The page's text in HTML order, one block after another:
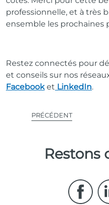
professionnelle, et à très
ensemble les prochaines
Restez connectés pour
et conseils sur nos
Facebooket LinkedIn.
PRÉCÉDENT
Restons